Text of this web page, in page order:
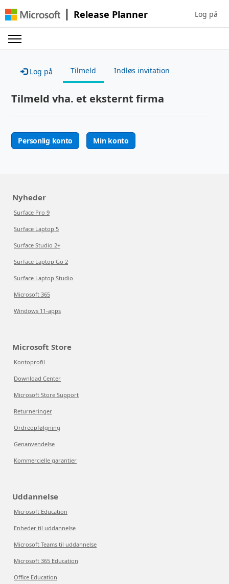
Release Planner Sign in to
Log på
Log på Tilmeld Indløs invitation
Tilmeld vha. et eksternt firma
Personlig konto Min konto
Nyheder
Surface Pro 9
Surface Laptop 5
Surface Studio 2+
Surface Laptop Go 2
Surface Laptop Studio
Microsoft 365
Windows 11-apps
Microsoft Store
Kontoprofil
Download Center
Microsoft Store Support
Returneringer
Ordreopfølgning
Genanvendelse
Kommercielle garantier
Uddannelse
Microsoft Education
Enheder til uddannelse
Microsoft Teams til uddannelse
Microsoft 365 Education
Office Education